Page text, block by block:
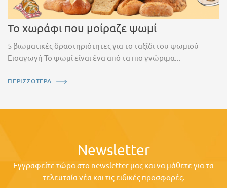
Το χωράφι που μοίραζε ψωμί
5 βιωματικές δραστηριότητες για το ταξίδι του ψωμιού
Εισαγωγή Το ψωμί είναι ένα από τα πιο γνώριμα...
ΠΕΡΙΣΣΟΤΕΡΑ
Newsletter
Εγγραφείτε τώρα στο newsletter μας και να μάθετε για τα
τελευταία νέα και τις ειδικές προσφορές.